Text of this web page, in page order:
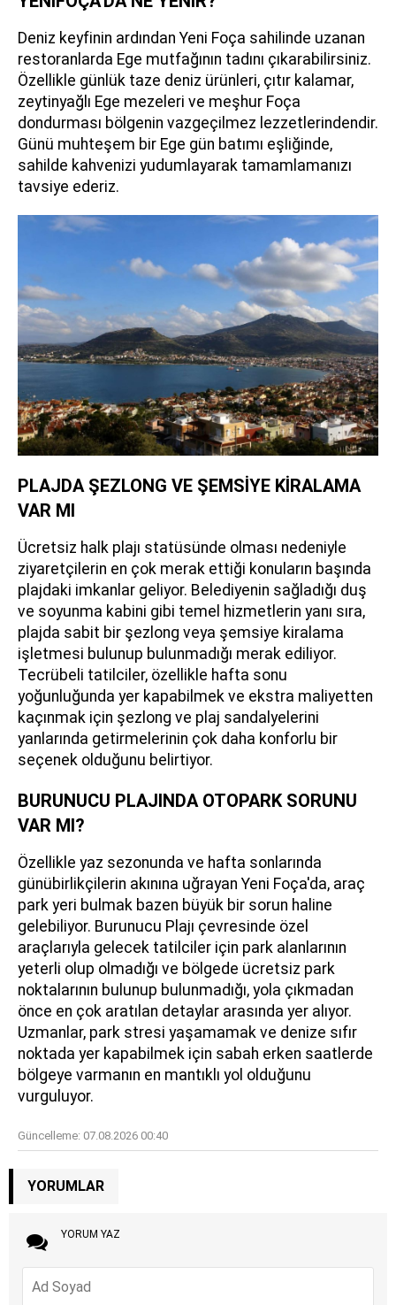
Deniz keyfinin ardından Yeni Foça sahilinde uzanan
restoranlarda Ege mutfağının tadını çıkarabilirsiniz.
Özellikle günlük taze deniz ürünleri, çıtır kalamar,
zeytinyağlı Ege mezeleri ve meşhur Foça
dondurması bölgenin vazgeçilmez lezzetlerindendir.
Günü muhteşem bir Ege gün batımı eşliğinde,
sahilde kahvenizi yudumlayarak tamamlamanızı
tavsiye ederiz.
PLAJDA ŞEZLONG VE ŞEMSİYE KİRALAMA
VAR MI
Ücretsiz halk plajı statüsünde olması nedeniyle
ziyaretçilerin en çok merak ettiği konuların başında
plajdaki imkanlar geliyor. Belediyenin sağladığı duş
ve soyunma kabini gibi temel hizmetlerin yanı sıra,
plajda sabit bir şezlong veya şemsiye kiralama
işletmesi bulunup bulunmadığı merak ediliyor.
Tecrübeli tatilciler, özellikle hafta sonu
yoğunluğunda yer kapabilmek ve ekstra maliyetten
kaçınmak için şezlong ve plaj sandalyelerini
yanlarında getirmelerinin çok daha konforlu bir
seçenek olduğunu belirtiyor.
BURUNUCU PLAJINDA OTOPARK SORUNU
VAR MI?
Özellikle yaz sezonunda ve hafta sonlarında
günübirlikçilerin akınına uğrayan Yeni Foça'da, araç
park yeri bulmak bazen büyük bir sorun haline
gelebiliyor. Burunucu Plajı çevresinde özel
araçlarıyla gelecek tatilciler için park alanlarının
yeterli olup olmadığı ve bölgede ücretsiz park
noktalarının bulunup bulunmadığı, yola çıkmadan
önce en çok aratılan detaylar arasında yer alıyor.
Uzmanlar, park stresi yaşamamak ve denize sıfır
noktada yer kapabilmek için sabah erken saatlerde
bölgeye varmanın en mantıklı yol olduğunu
vurguluyor.
Güncelleme: 07.08.2026 00:40
YORUMLAR
YORUM YAZ